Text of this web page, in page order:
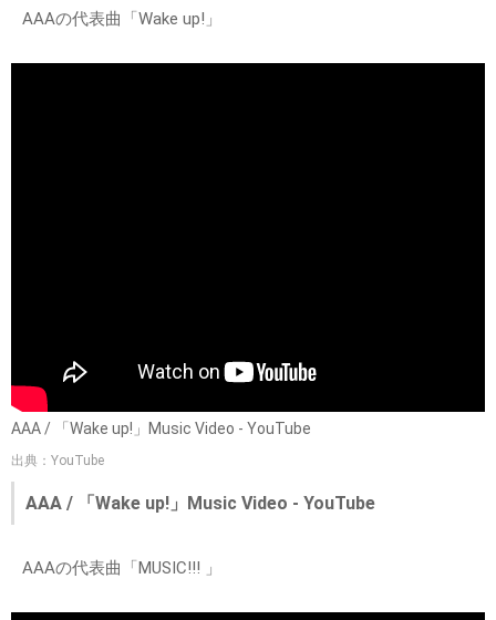
AAAの代表曲「Wake up!」
AAA / 「Wake up!」Music Video - YouTube
出典：YouTube
AAA / 「Wake up!」Music Video - YouTube
AAAの代表曲「MUSIC!!! 」